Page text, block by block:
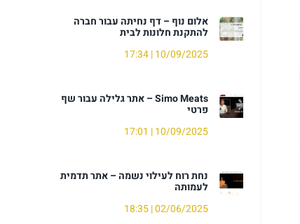
אלום נוף – דף נחיתה עבור חברה
להתקנת חלונות לבית
10/09/2025
Simo Meats – אתר גלילה עבור שף
פרטי
10/09/2025
נחת רוח לעילוי נשמה – אתר תדמית
לעמותה
02/06/2025